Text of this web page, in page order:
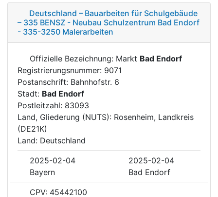
Deutschland – Bauarbeiten für Schulgebäude
– 335 BENSZ - Neubau Schulzentrum Bad Endorf
- 335-3250 Malerarbeiten
Offizielle Bezeichnung: Markt Bad Endorf
Registrierungsnummer: 9071
Postanschrift: Bahnhofstr. 6
Stadt: Bad Endorf
Postleitzahl: 83093
Land, Gliederung (NUTS): Rosenheim, Landkreis
(DE21K)
Land: Deutschland
2025-02-04
2025-02-04
Bayern
Bad Endorf
CPV: 45442100